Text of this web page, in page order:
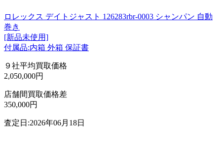
ロレックス デイトジャスト 126283rbr-0003 シャンパン 自動
巻き
[新品未使用]
付属品:内箱 外箱 保証書
９社平均買取価格
2,050,000円
店舗間買取価格差
350,000円
査定日:2026年06月18日